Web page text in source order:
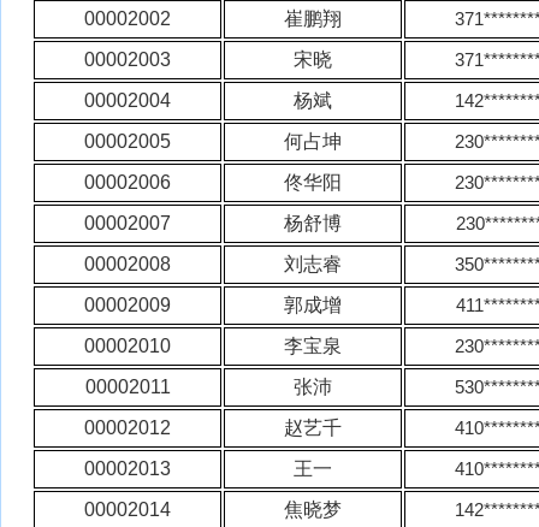
00002002 崔鹏翔
00002003 宋晓
00002004 杨斌
00002005 何占坤
00002006 佟华阳
00002007 杨舒博
00002008 刘志睿
00002009 郭成增
00002010 李宝泉
00002011 张沛
00002012 赵艺千
00002013 王一
00002014 焦晓梦